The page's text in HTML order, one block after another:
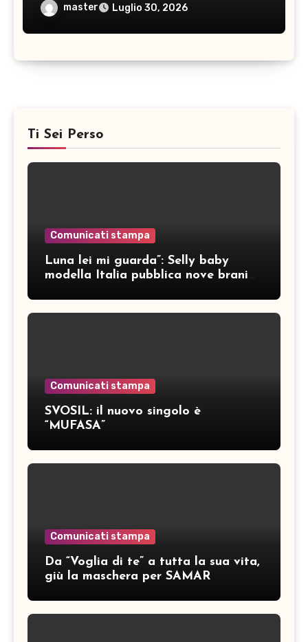
master Luglio 30, 2026
Ti Sei Perso
Comunicati stampa
Luna lei mi guarda”: Selly baby
modella Italia pubblica nove brani
Comunicati stampa
SVOSIL: il nuovo singolo è
“MUFASA”
Comunicati stampa
Da “Voglia di te” a tutta la sua vita,
giù la maschera per SAMAR